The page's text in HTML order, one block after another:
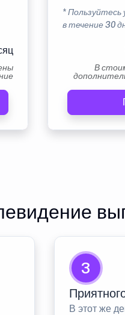
* Пользуйтесь
в течение 30
В
3
В этот же